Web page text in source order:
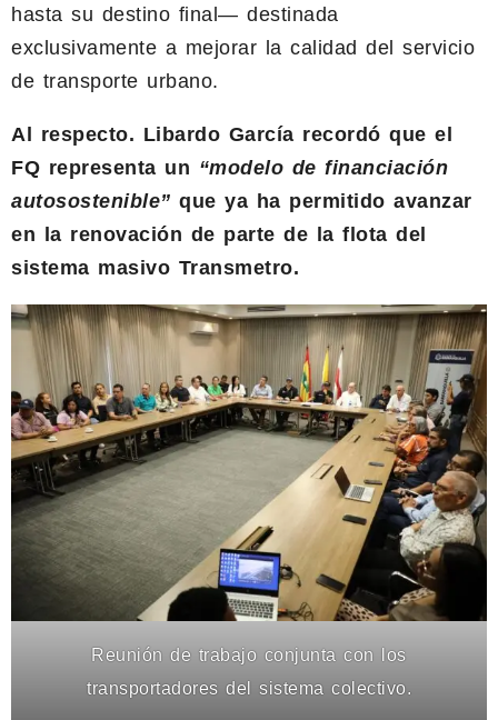
hasta su destino final— destinada
exclusivamente a mejorar la calidad del servicio
de transporte urbano.
Al respecto. Libardo García recordó que el
FQ representa un “modelo de financiación
autosostenible” que ya ha permitido avanzar
en la renovación de parte de la flota del
sistema masivo Transmetro.
Reunión de trabajo conjunta con los
transportadores del sistema colectivo.